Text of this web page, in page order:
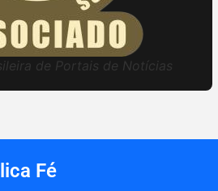
de Portais de Notícias
Fé